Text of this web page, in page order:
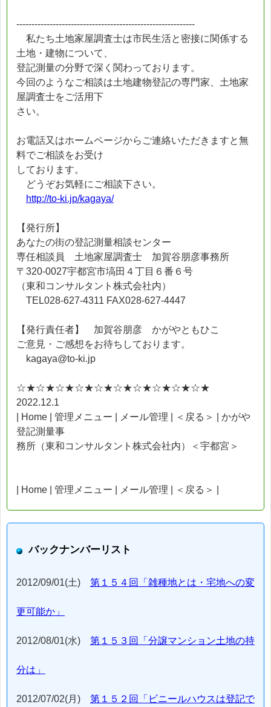
-----------------------------------------------------------
私たち土地家屋調査士は市民生活と密接に関係する
土地・建物について、
登記測量の分野で深く関わっております。
今回のようなご相談は土地建物登記の専門家、土地家
屋調査士をご活用下
さい。
お電話又はホームページからご連絡いただきますと無
料でご相談をお受け
しております。
どうぞお気軽にご相談下さい。
http://to-ki.jp/kagaya/
【発行所】
あなたの街の登記測量相談センター
専任相談員 土地家屋調査士 加賀谷朋彦事務所
〒320-0027宇都宮市塙田４丁目６番６号
（東和コンサルタント株式会社内）
TEL028-627-4311 FAX028-627-4447
【発行責任者】 加賀谷朋彦 かがやともひこ
ご意見・ご感想をお待ちしております。
kagaya@to-ki.jp
☆★☆★☆★☆★☆★☆★☆★☆★☆★☆★
2022.12.1
| Home | 管理メニュー | メール管理 | ＜戻る＞ | かがや
登記測量事
務所（東和コンサルタント株式会社内）＜宇都宮＞
| Home | 管理メニュー | メール管理 | ＜戻る＞ |
バックナンバーリスト
2012/09/01(土) 第１５４回「雑種地とは・宅地への変
更可能か」
2012/08/01(水) 第１５３回「分譲マンション土地の持
分は」
2012/07/02(月) 第１５２回「ビニールハウスは登記で